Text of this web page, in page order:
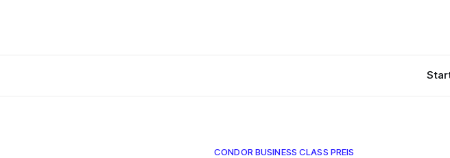
CONDOR BUSINESS CLASS PREIS